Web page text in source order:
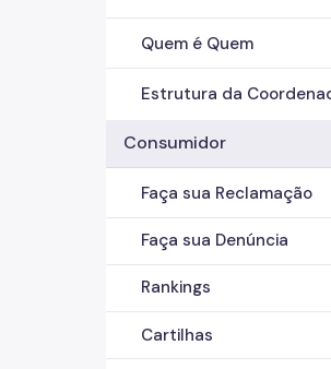
Quem é Quem
Estrutura da
Consumidor
Faça sua Reclamação
Faça sua Denúncia
Rankings
Cartilhas